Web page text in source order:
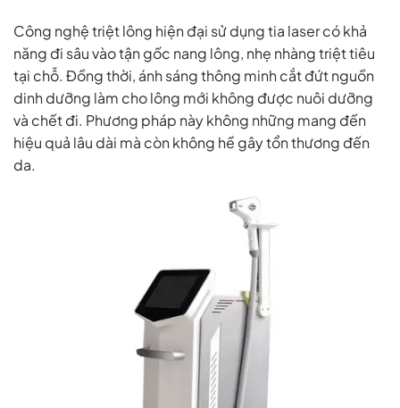
Công nghệ triệt lông hiện đại sử dụng tia laser có khả
năng đi sâu vào tận gốc nang lông, nhẹ nhàng triệt tiêu
tại chỗ. Đồng thời, ánh sáng thông minh cắt đứt nguồn
dinh dưỡng làm cho lông mới không được nuôi dưỡng
và chết đi. Phương pháp này không những mang đến
hiệu quả lâu dài mà còn không hề gây tổn thương đến
da.